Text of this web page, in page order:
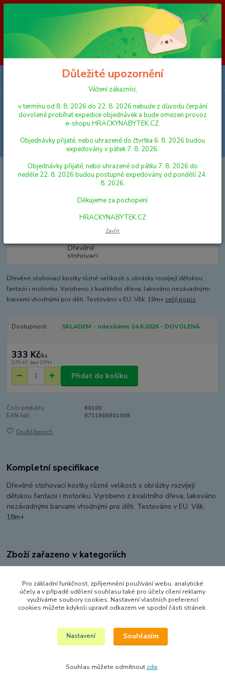
Vážení zákazníci, v termínu od 8. 8. 2026 do 23. 8. 2026 nebude z
důvodu čerpání dovolené probíhat expedice objednávek a bude omezen
provoz e-shopu HRACKYNABYTEK.CZ. Objednávky přijaté, nebo
uhrazené do čtvrtka 6. 8. 2026 budou expedovány v pátek 7. 8. 2026.
Objednávky přijaté, nebo uhrazené od pátku 7. 8. 2026 do neděle 23. 8.
2026 budou postupně expedovány od pondělí 24. 8. 2026. Děkujeme za
pochopení HRACKYNABYTEK.CZ
Menu
Hledat
DŘEVĚNÉ HRAČKY Johntoy Dřevěné stohovací kostky
Johntoy Dřevěné stohovací kostky
Dřevěné stohovací kostky různé velikosti s obrázky rozvíjejí dětskou
fantazii i motoriku. Vyrobeno z kvalitního dřeva, lakováno nezávadnými
barvami vhodnými pro děti. Testováno v EU. Věk: 18m+ celý popis
Dostupnost SKLADEM - odesíláme 24.8.2026 - DOVOLENÁ
333 Kč/ks
275 Kč bez DPH
Přidat do košíku
Číslo produktu:
80100
EAN kód:
8711866801008
Do oblíbených
Kompletní specifikace
Dřevěné stohovací kostky různé velikosti s obrázky rozvíjejí
dětskou fantazii i motoriku. Vyrobeno z kvalitního dřeva, lakováno
nezávadnými barvami vhodnými pro děti. Testováno v EU. Věk:
18m+
Zboží zařazeno v kategoriích
DŘEVĚNÉ HRAČKY
STAVEBNICE
Důležité upozornění
Vážení zákazníci,
v termínu od 8. 8. 2026 do 22. 8. 2026 nebude z důvodu čerpání
dovolené probíhat expedice objednávek a bude omezen provoz
e-shopu HRACKYNABYTEK.CZ.
Objednávky přijaté, nebo uhrazené do čtvrtka 6. 8. 2026 budou
expedovány v pátek 7. 8. 2026.
Objednávky přijaté, nebo uhrazené od pátku 7. 8. 2026 do
neděle 22. 8. 2026 budou postupně expedovány od pondělí 24.
8. 2026.
Děkujeme za pochopení
HRACKYNABYTEK.CZ
Zavřít
Pro základní funkčnost, zpříjemnění používání webu, analytické
účely a v případě udělení souhlasu také pro účely cílení reklamy
využíváme soubory cookies. Nastavení vlastních preferencí
cookies můžete kdykoli upravit odkazem ve spodní části stránek.
Nastavení Souhlasím
Souhlas můžete odmítnout zde.